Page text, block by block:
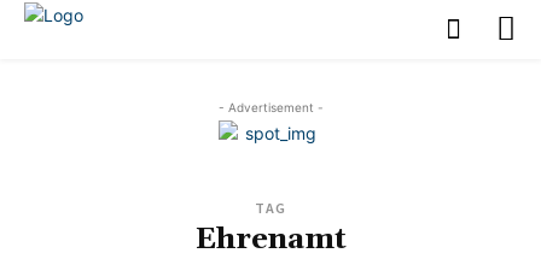
- Advertisement -
TAG
Ehrenamt